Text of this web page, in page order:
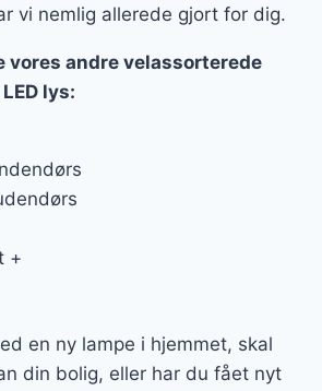
vi nemlig allerede gjort for dig.
vores andre velassorterede
lys:
+
en ny lampe i hjemmet, skal
din bolig, eller har du fået nyt